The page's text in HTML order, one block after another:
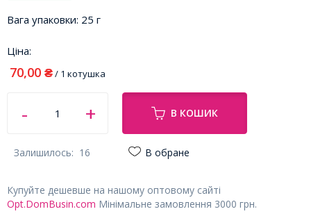
Вага упаковки: 25 г
Ціна:
70,00 ₴/ 1 котушка
В КОШИК
Залишилось: 16 В обране
Купуйте дешевше на нашому оптовому сайті
Opt.DomBusin.com Мінімальне замовлення 3000 грн.